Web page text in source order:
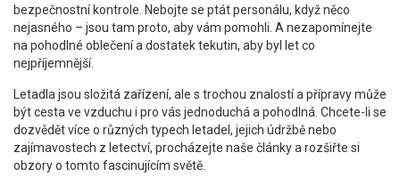
bezpečnostní kontrole. Nebojte se ptát personálu, když něco
nejasného – jsou tam proto, aby vám pomohli. A nezapomínejte
na pohodlné oblečení a dostatek tekutin, aby byl let co
nejpříjemnější.
Letadla jsou složitá zařízení, ale s trochou znalostí a přípravy může
být cesta ve vzduchu i pro vás jednoduchá a pohodlná. Chcete-li se
dozvědět více o různých typech letadel, jejich údržbě nebo
zajímavostech z letectví, procházejte naše články a rozšiřte si
obzory o tomto fascinujícím světě.